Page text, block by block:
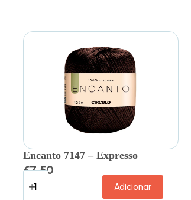
Encanto 7147 – Expresso
€7.50
Adicionar